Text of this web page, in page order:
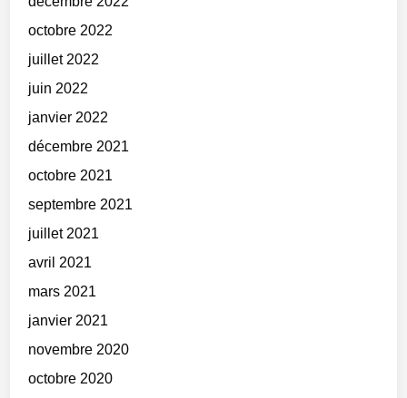
octobre 2022
juillet 2022
juin 2022
janvier 2022
décembre 2021
octobre 2021
septembre 2021
juillet 2021
avril 2021
mars 2021
janvier 2021
novembre 2020
octobre 2020